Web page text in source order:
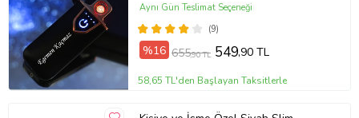
(9)
Aynı Gün Teslimat Seçeneği
%16 655,90 TL 549,90 TL
58,65 TL'den Başlayan Taksitlerle